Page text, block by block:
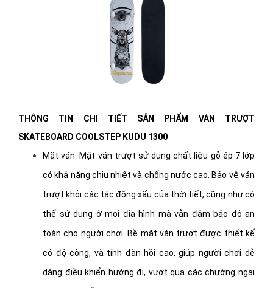
THÔNG TIN CHI TIẾT SẢN PHẨM VÁN TRƯỢT
SKATEBOARD COOLSTEP KUDU 1300
Mặt ván: Mặt ván trượt sử dụng chất liệu gỗ ép 7 lớp
có khả năng chịu nhiệt và chống nước cao. Bảo vệ ván
trượt khỏi các tác động xấu của thời tiết, cũng như có
thể sử dụng ở mọi địa hình mà vẫn đảm bảo độ an
toàn cho người chơi. Bề mặt ván trượt được thiết kế
có độ công, và tính đàn hồi cao, giúp người chơi dễ
dàng điều khiển hướng đi, vượt qua các chướng ngại